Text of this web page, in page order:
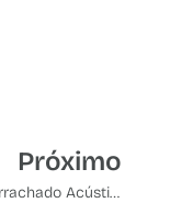
Próximo
Piso Emborrachado Acústico: Solução prática para reduzir ruído de impacto em academias.